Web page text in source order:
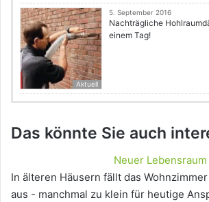
Aktuell
5. September 2016
Nachträgliche
einem Tag!
Das könnte Sie auch
Neuer
In älteren Häusern fällt das
aus - manchmal zu klein für heutige